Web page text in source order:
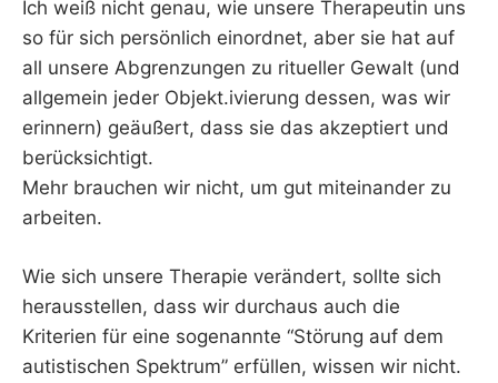
Ich weiß nicht genau, wie unsere Therapeutin uns
so für sich persönlich einordnet, aber sie hat auf
all unsere Abgrenzungen zu ritueller Gewalt (und
allgemein jeder Objekt.ivierung dessen, was wir
erinnern) geäußert, dass sie das akzeptiert und
berücksichtigt.
Mehr brauchen wir nicht, um gut miteinander zu
arbeiten.
Wie sich unsere Therapie verändert, sollte sich
herausstellen, dass wir durchaus auch die
Kriterien für eine sogenannte “Störung auf dem
autistischen Spektrum” erfüllen, wissen wir nicht.